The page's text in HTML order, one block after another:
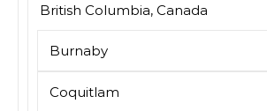
British Columbia, Canada
Burnaby
Coquitlam